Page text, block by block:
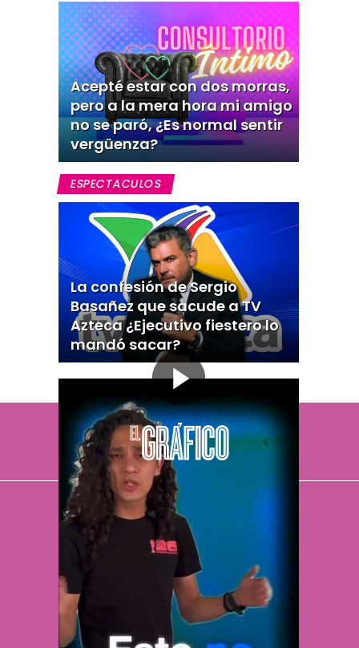
Acepté estar con dos morras,
pero a la mera hora mi amigo
no se paró, ¿Es normal sentir
vergüenza?
ESPECTACULOS
La confesión de Sergio
Basañez que sacude a TV
Azteca ¿Ejecutivo fiestero lo
mandó sacar?
El Universal
Vive USA
Clase
De 10 sports